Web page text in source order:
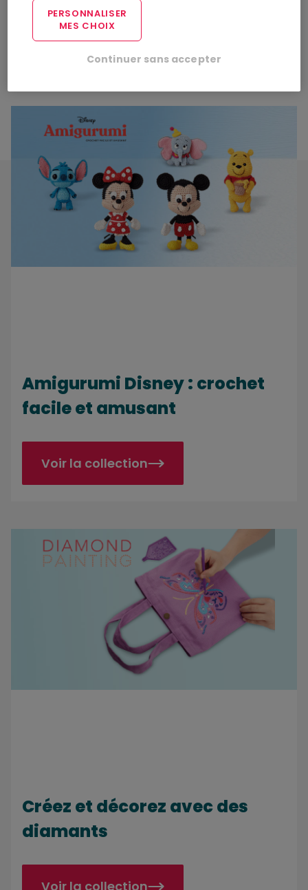
Hors catalogue
Amigurumi Disney : crochet
facile et amusant
Voir la collection
Créez et décorez avec des
diamants
Voir la collection
PERSONNALISER
MES CHOIX
Continuer sans accepter